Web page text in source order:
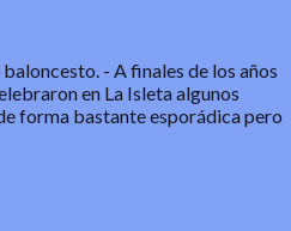
baloncesto. - A finales de los años
en La Isleta algunos
forma bastante esporádica pero